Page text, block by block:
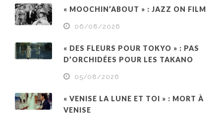
« MOOCHIN’ABOUT » : JAZZ ON FILM
06/08/2026
« DES FLEURS POUR TOKYO » : PAS
D’ORCHIDÉES POUR LES TAKANO
05/08/2026
« VENISE LA LUNE ET TOI » : MORT À
VENISE